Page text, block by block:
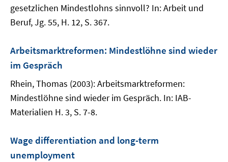
gesetzlichen Mindestlohns sinnvoll? In: Arbeit und
Beruf, Jg. 55, H. 12, S. 367.
Arbeitsmarktreformen: Mindestlöhne sind wieder
im Gespräch
Rhein, Thomas (2003): Arbeitsmarktreformen:
Mindestlöhne sind wieder im Gespräch. In: IAB-
Materialien H. 3, S. 7-8.
Wage differentiation and long-term
unemployment